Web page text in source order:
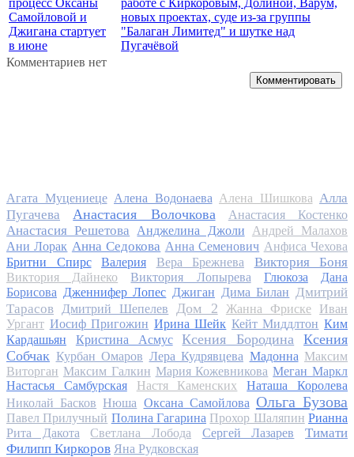
Самойловой и
Джигана стартует
в июне
новых проектах, суде из-за группы
"Балаган Лимитед" и шутке над
Пугачёвой
Комментариев нет
Комментировать
Агата Муцениеце Алена Водонаева Алена Шишкова Алла
Пугачева
Анастасия Волочкова Анастасия Костенко
Анастасия Решетова Анджелина Джоли
Андрей Малахов
Ани Лорак Анна Седокова Анна Семенович Анфиса Чехова
Бритни Спирс
Валерия Вера Брежнева Виктория Боня
Виктория Дайнеко Виктория Лопырева Глюкоза
Дана
Борисова Дженнифер Лопес Джиган Дима Билан
Дмитрий
Тарасов
Дмитрий Шепелев Дом 2 Жанна Фриске
Иван
Ургант Иосиф Пригожин Ирина Шейк Кейт Миддлтон Ким
Кардашьян
Кристина Асмус Ксения Бородина
Ксения
Собчак Курбан Омаров Лера Кудрявцева Мадонна Максим
Виторган Максим Галкин Мария Кожевникова Меган Маркл
Настасья Самбурская
Настя Каменских
Наташа Королева
Николай Басков Нюша Оксана Самойлова Ольга Бузова
Павел Прилучный Полина Гагарина Прохор Шаляпин Рианна
Рита Дакота
Светлана Лобода Сергей Лазарев
Тимати
Филипп Киркоров Яна Рудковская